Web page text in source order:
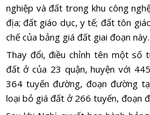
nghiệp và đất trong khu công
địa; đất giáo dục, y tế; đất tôn
chế của bảng giá đất giai đoạn này.
Thay đổi, điều chỉnh tên một số
đất ở của 23 quận, huyện với
364 tuyến đường, đoạn đường
loại bỏ giá đất ở 266 tuyến, đoạn